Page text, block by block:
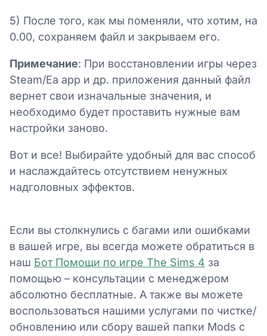
5) После того, как мы поменяли, что хотим, на
0.00, сохраняем файл и закрываем его.
Примечание: При восстановлении игры через
Steam/Ea app и др. приложения данный файл
вернет свои изначальные значения, и
необходимо будет проставить нужные вам
настройки заново.
Вот и все! Выбирайте удобный для вас способ
и наслаждайтесь отсутствием ненужных
надголовных эффектов.
Если вы столкнулись с багами или ошибками
в вашей игре, вы всегда можете обратиться в
наш Бот Помощи по игре The Sims 4 за
помощью – консультации с менеджером
абсолютно бесплатные. А также вы можете
воспользоваться нашими услугами по чистке/
обновлению или сбору вашей папки Mods с